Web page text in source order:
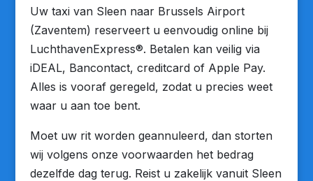
Uw taxi van Sleen naar Brussels Airport
(Zaventem) reserveert u eenvoudig online bij
LuchthavenExpress®. Betalen kan veilig via
iDEAL, Bancontact, creditcard of Apple Pay.
Alles is vooraf geregeld, zodat u precies weet
waar u aan toe bent.
Moet uw rit worden geannuleerd, dan storten
wij volgens onze voorwaarden het bedrag
dezelfde dag terug. Reist u zakelijk vanuit Sleen